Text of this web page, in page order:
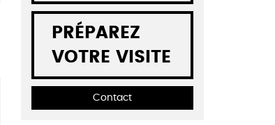
PRÉPAREZ
VOTRE VISITE
Contact